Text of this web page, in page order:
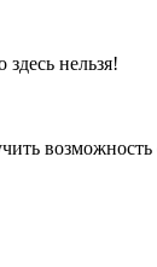
нельзя!